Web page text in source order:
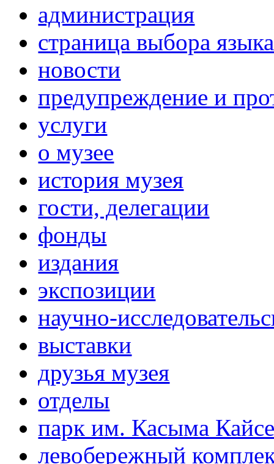
администрация
страница выбора языка
новости
предупреждение и
услуги
о музее
история музея
гости, делегации
фонды
издания
экспозиции
научно-
выставки
друзья музея
отделы
парк им. Касыма
левобережный